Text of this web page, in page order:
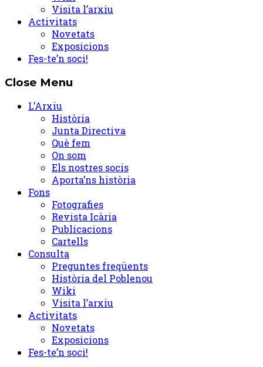
Visita l’arxiu
Activitats
Novetats
Exposicions
Fes-te’n soci!
Close Menu
L’Arxiu
Història
Junta Directiva
Què fem
On som
Els nostres socis
Aporta’ns història
Fons
Fotografies
Revista Icària
Publicacions
Cartells
Consulta
Preguntes freqüents
Història del Poblenou
Wiki
Visita l’arxiu
Activitats
Novetats
Exposicions
Fes-te’n soci!